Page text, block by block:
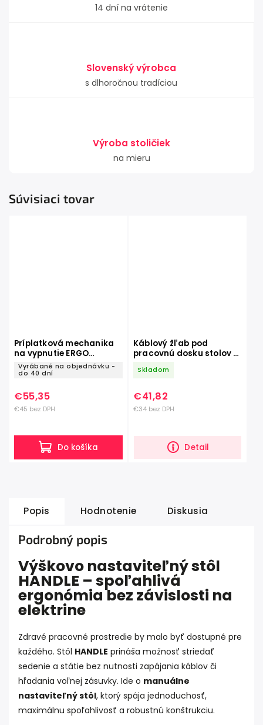
14 dní na vrátenie
Slovenský výrobca
s dlhoročnou tradíciou
Výroba stoličiek
na mieru
Súvisiaci tovar
Príplatková mechanika
na vypnutie ERGO
BALANCE pre stoličky
ROVO
Vyrábané na objednávku -
do 40 dní
€45 bez DPH
€55,35
Do košíka
Káblový žľab pod
pracovnú dosku stolov -
Skladom
€34 bez DPH
€41,82
Detail
Popis Hodnotenie Diskusia
Podrobný popis
Výškovo nastaviteľný stôl
HANDLE – spoľahlivá
ergonómia bez závislosti na
elektrine
Zdravé pracovné prostredie by malo byť dostupné pre
každého. Stôl HANDLE prináša možnosť striedať
sedenie a státie bez nutnosti zapájania káblov či
hľadania voľnej zásuvky. Ide o manuálne
nastaviteľný stôl, ktorý spája jednoduchosť,
maximálnu spoľahlivosť a robustnú konštrukciu.